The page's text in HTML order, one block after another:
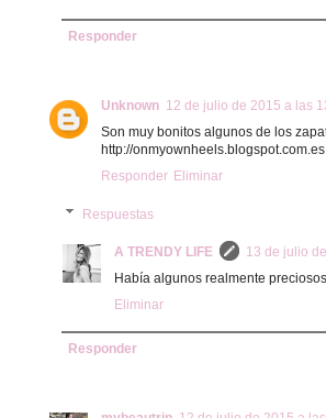
Responder
Unknown 12 de julio de 2015 a las
Son muy bonitos algunos de los
http://onmyownheels.blogspot.com.es
Responder Eliminar
Respuestas
A TRENDY LIFE
13 de julio
Había algunos realmente preciosos
Eliminar
Responder